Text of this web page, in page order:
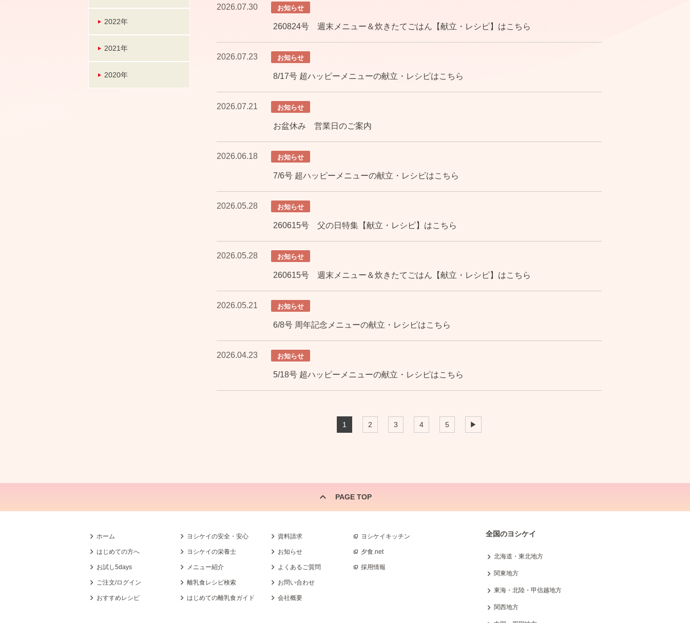
2022年
2021年
2020年
2026.07.30 お知らせ
260824号 週末メニュー＆炊きたてごはん【献立・レシピ】はこちら
2026.07.23 お知らせ
8/17号 超ハッピーメニューの献立・レシピはこちら
2026.07.21 お知らせ
お盆休み 営業日のご案内
2026.06.18 お知らせ
7/6号 超ハッピーメニューの献立・レシピはこちら
2026.05.28 お知らせ
260615号 父の日特集【献立・レシピ】はこちら
2026.05.28 お知らせ
260615号 週末メニュー＆炊きたてごはん【献立・レシピ】はこちら
2026.05.21 お知らせ
6/8号 周年記念メニューの献立・レシピはこちら
2026.04.23 お知らせ
5/18号 超ハッピーメニューの献立・レシピはこちら
1 2 3 4 5 ▶
PAGE TOP
ホーム
はじめての方へ
お試し5days
ご注文/ログイン
おすすめレシピ
ヨシケイの安全・安心
ヨシケイの栄養士
メニュー紹介
離乳食レシピ検索
はじめての離乳食ガイド
資料請求
お知らせ
よくあるご質問
お問い合わせ
会社概要
ヨシケイキッチン
夕食.net
採用情報
全国のヨシケイ
北海道・東北地方
関東地方
東海・北陸・甲信越地方
関西地方